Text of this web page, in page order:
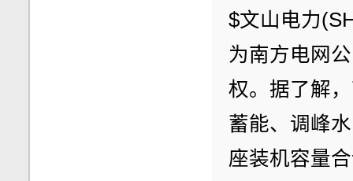
$文山电力
为南方电网
权。据了解
蓄能、调峰
座装机容量